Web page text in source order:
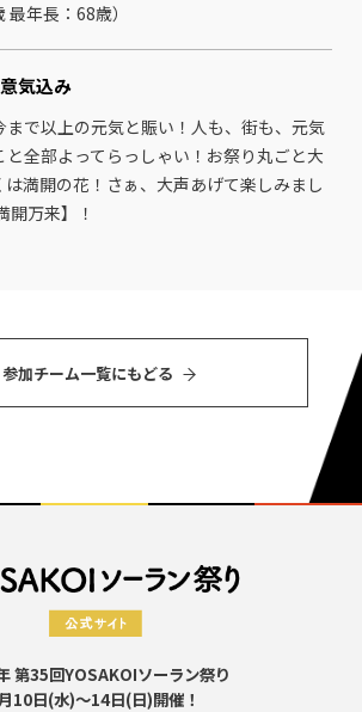
年⻑：68歳）
意気込み
まで以上の元気と賑い！人も、街も、元気
全部よってらっしゃい！お祭り丸ごと大
満開の花！さぁ、大声あげて楽しみまし
開万来】！
参加チーム⼀覧にもどる
第35回YOSAKOIソーラン祭り
10日(水)～14日(日)開催！